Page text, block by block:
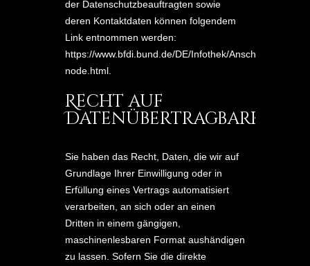
der Datenschutzbeauftragten sowie
deren Kontaktdaten können folgendem
Link entnommen werden:
https://www.bfdi.bund.de/DE/Infothek/
node.html
Recht auf
Datenübertragbarkeit
Sie haben das Recht, Daten, die wir auf
Grundlage Ihrer Einwilligung oder in
Erfüllung eines Vertrags automatisiert
verarbeiten, an sich oder an einen
Dritten in einem gängigen,
maschinenlesbaren Format aushändigen
zu lassen. Sofern Sie die direkte